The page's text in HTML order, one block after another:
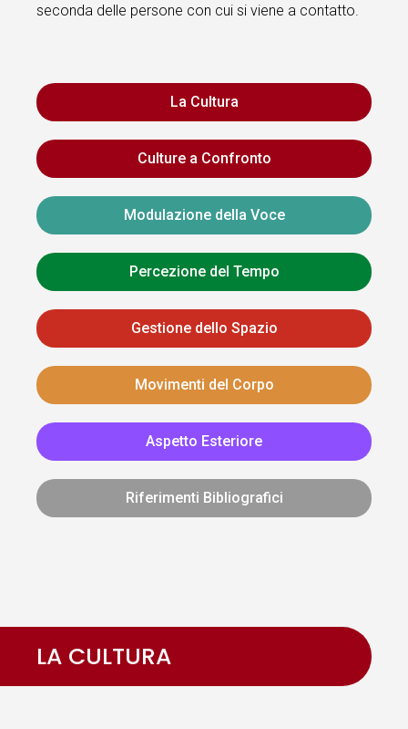
seconda delle persone con cui si viene a contatto.
La Cultura
Culture a Confronto
Modulazione della Voce
Percezione del Tempo
Gestione dello Spazio
Movimenti del Corpo
Aspetto Esteriore
Riferimenti Bibliografici
LA CULTURA